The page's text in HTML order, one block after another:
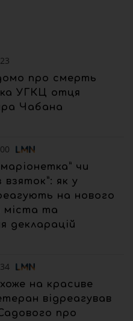
про смерть
УГКЦ отця
Чабана
чи
взяток”: як у
на нового
міста та
декларацій
на красиве
відреагував
про